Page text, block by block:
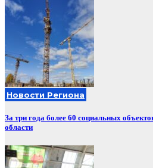
Новости Региона
За три года более 60 социальных
области